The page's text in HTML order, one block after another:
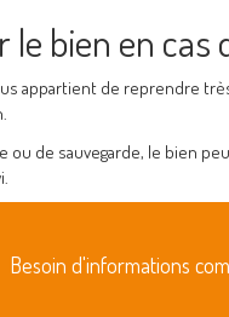
bien en cas
appartient de reprendre
ou de sauvegarde, le bien
Besoin d'informations